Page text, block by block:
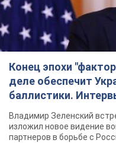
Конец эпохи
деле обеспечит
баллистики.
Владимир Зеленский
изложил новое видение
партнеров в борьбе с